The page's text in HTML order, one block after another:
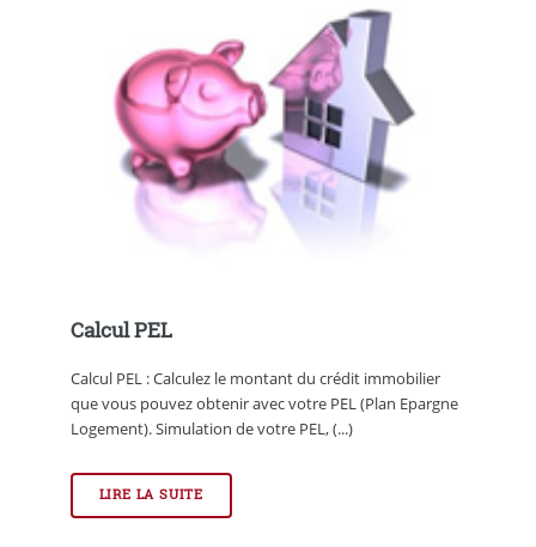
Calcul PEL
Calcul PEL : Calculez le montant du crédit immobilier
que vous pouvez obtenir avec votre PEL (Plan Epargne
Logement). Simulation de votre PEL, (...)
LIRE LA SUITE